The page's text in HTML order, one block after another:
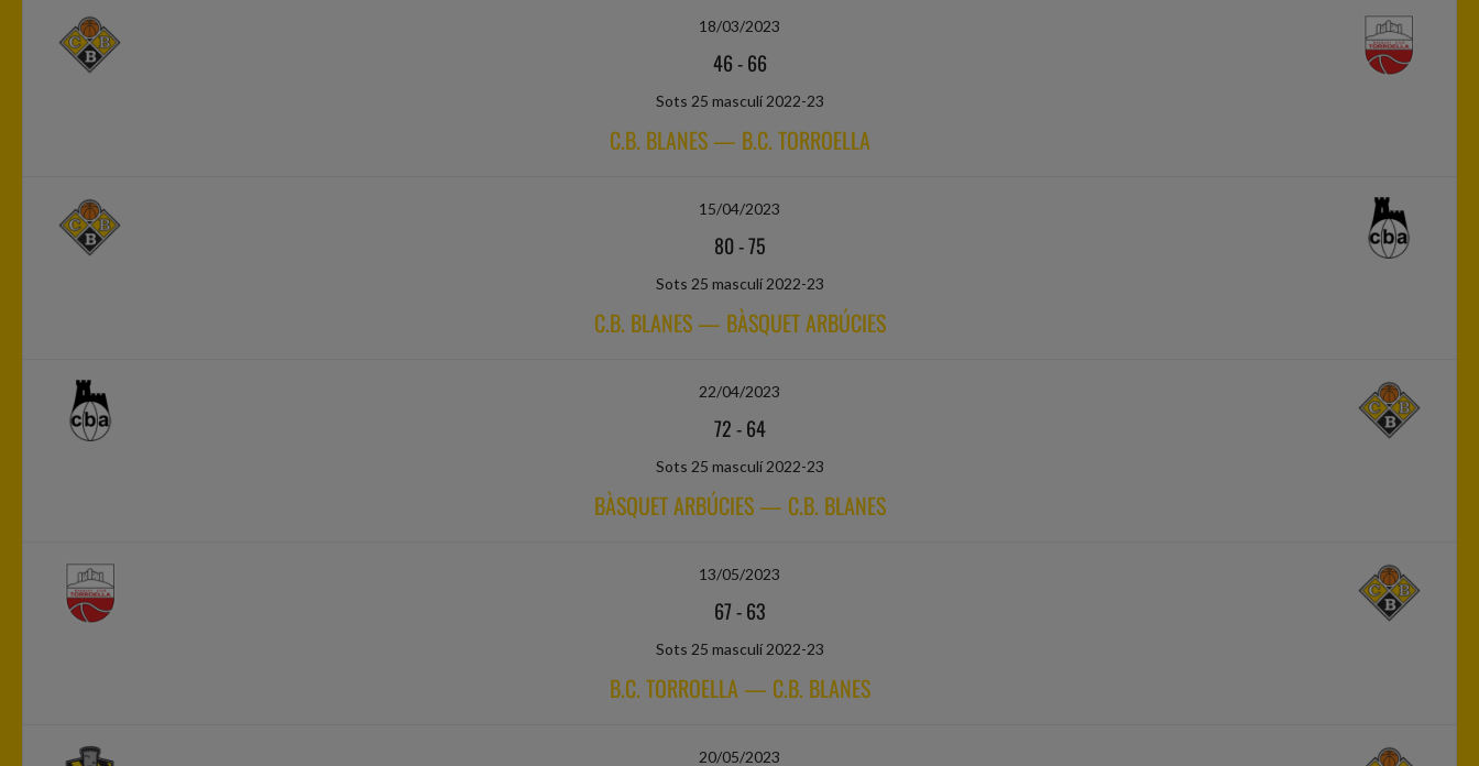
18/03/2023
46-66
Sots 25 masculí 2022-23
C.B. BLANES — B.C. TORROELLA
15/04/2023
80-75
Sots 25 masculí 2022-23
C.B. BLANES — BÀSQUET ARBÚCIES
22/04/2023
72-64
Sots 25 masculí 2022-23
BÀSQUET ARBÚCIES — C.B. BLANES
13/05/2023
67-63
Sots 25 masculí 2022-23
B.C. TORROELLA — C.B. BLANES
20/05/2023